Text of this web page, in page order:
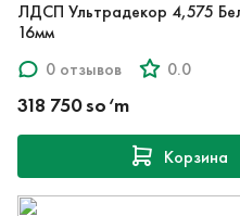
ЛДСП Ультрадекор 4,575
16мм
0 отзывов
0.0
318 750 so‘m
Корзина